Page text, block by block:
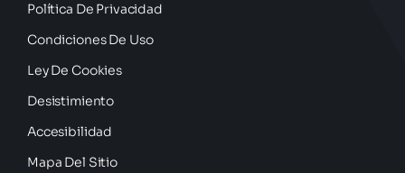
Política De Privacidad
Condiciones De Uso
Ley De Cookies
Desistimiento
Accesibilidad
Mapa Del Sitio